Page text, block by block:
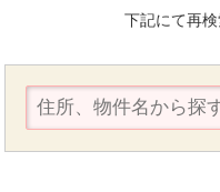
下記にて再検